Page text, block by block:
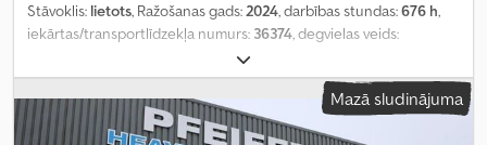
Stāvoklis: lietots, Ražošanas gads:2024, darbības stundas:676 h,
iekārtas/transportlīdzekļa numurs: 36374, degvielas veids:
Mazā sludinājuma